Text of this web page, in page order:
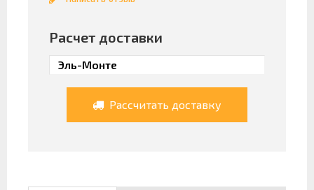
Расчет доставки
Рассчитать доставку